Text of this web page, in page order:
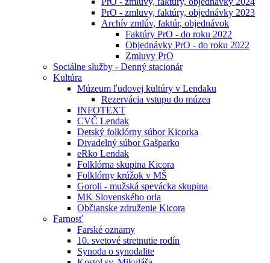
PrO - zmluvy, faktúry, objednávky 2023
Archív zmlúv, faktúr, objednávok
Faktúry PrO - do roku 2022
Objednávky PrO - do roku 2022
Zmluvy PrO
Sociálne služby - Denný stacionár
Kultúra
Múzeum ľudovej kultúry v Lendaku
Rezervácia vstupu do múzea
INFOTEXT
CVČ Lendak
Detský folklórny súbor Kicorka
Divadelný súbor Gašparko
eRko Lendak
Folklórna skupina Kicora
Folklórny krúžok v MŠ
Goroli - mužská spevácka skupina
MK Slovenského orla
Občianske združenie Kicora
Farnosť
Farské oznamy
10. svetové stretnutie rodín
Synoda o synodalite